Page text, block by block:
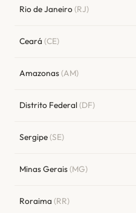
Rio de Janeiro(RJ)
Ceará (CE)
Amazonas(AM)
Distrito Federal(DF)
Sergipe(SE)
Minas Gerais(MG)
Roraima (RR)